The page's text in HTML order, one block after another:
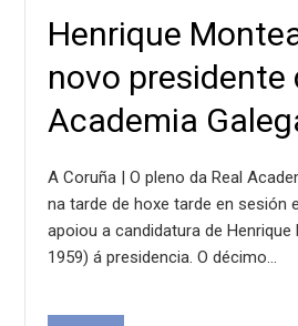
Henrique
novo presidente
Academia
A Coruña | O pleno da Real
na tarde de hoxe tarde en sesión
apoiou a candidatura de
1959) á presidencia. O décimo…